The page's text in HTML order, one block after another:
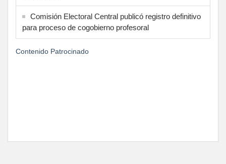
Comisión Electoral Central publicó registro definitivo
para proceso de cogobierno profesoral
Contenido Patrocinado